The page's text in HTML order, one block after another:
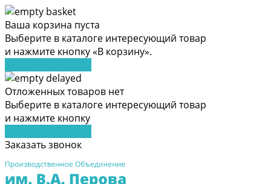
Ваша корзина пуста
Выберите в каталоге интересующий товар
и нажмите кнопку «В корзину».
Отложенных товаров нет
Выберите в каталоге интересующий товар
и нажмите кнопку
Заказать звонок